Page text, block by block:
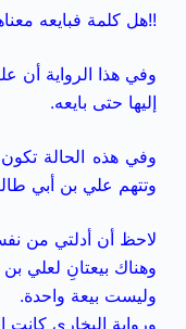
!!هل كلمة فبايعه
وفي هذا الرواية أن
إليها حتى بايعه.
وفي هذه الحالة
وتتهم علي بن أبي
لاحظ أن أدلتي من
وهناك بيعتانِ لعلي
وليست بيعة واحدة.
ورواية البخاري كانت